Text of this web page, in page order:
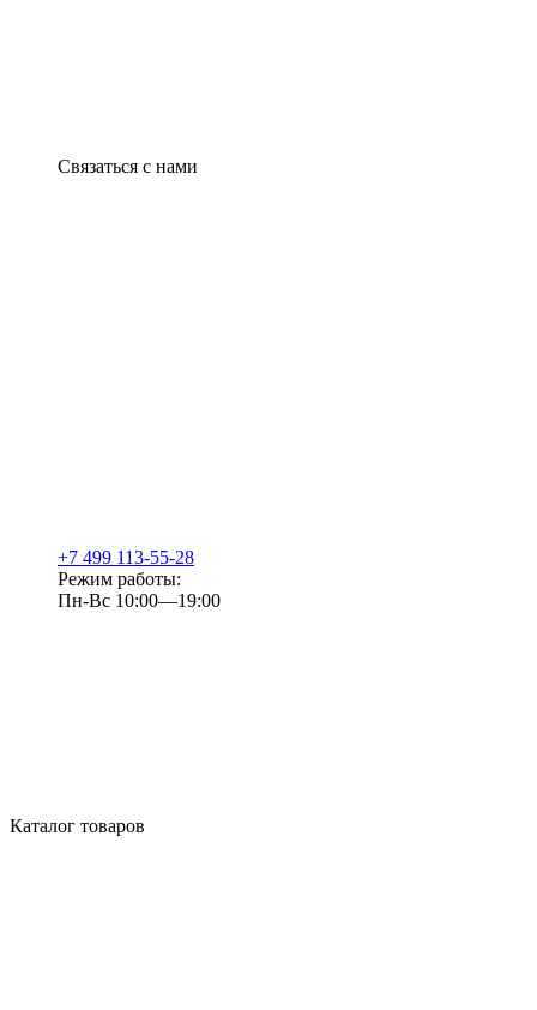
Связаться с нами
+7 499 113-55-28
Режим работы:
Пн-Вс 10:00—19:00
Каталог товаров